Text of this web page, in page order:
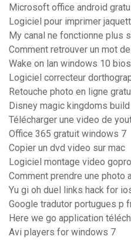
Microsoft office android
Logiciel pour imprimer
My canal ne fonctionne plus
Comment retrouver un mot
Wake on lan windows 10 bios
Logiciel correcteur
Retouche photo en ligne
Disney magic kingdoms
Télécharger une video de
Office 365 gratuit windows 7
Copier un dvd video sur mac
Logiciel montage video
Comment prendre une photo
Yu gi oh duel links hack for
Google tradutor portugues p
Here we go application
Avi players for windows 7